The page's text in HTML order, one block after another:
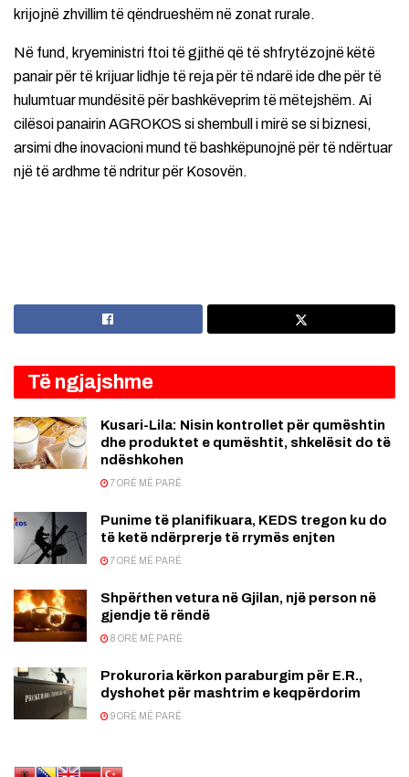
krijojnë zhvillim të qëndrueshëm në zonat rurale.
Në fund, kryeministri ftoi të gjithë që të shfrytëzojnë këtë
panair për të krijuar lidhje të reja për të ndarë ide dhe për të
hulumtuar mundësitë për bashkëveprim të mëtejshëm. Ai
cilësoi panairin AGROKOS si shembull i mirë se si biznesi,
arsimi dhe inovacioni mund të bashkëpunojnë për të ndërtuar
një të ardhme të ndritur për Kosovën.
Të ngjajshme
Kusari-Lila: Nisin kontrollet për qumështin
dhe produktet e qumështit, shkelësit do të
ndëshkohen
7 ORË MË PARË
Punime të planifikuara, KEDS tregon ku do
të ketë ndërprerje të rrymës enjten
7 ORË MË PARË
Shpëŕthen vetura në Gjilan, një person në
gjendje të rëndë
8 ORË MË PARË
Prokuroria kërkon paraburgim për E.R.,
dyshohet për mashtrim e keqpërdorim
9 ORË MË PARË